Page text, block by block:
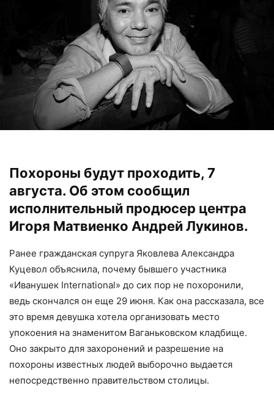
Похороны будут проходить, 7
августа. Об этом сообщил
исполнительный продюсер центра
Игоря Матвиенко Андрей Лукинов.
Ранее гражданская супруга Яковлева Александра
Куцевол объяснила, почему бывшего участника
«Иванушек International» до сих пор не похоронили,
ведь скончался он еще 29 июня. Как она рассказала, все
это время девушка хотела организовать место
упокоения на знаменитом Ваганьковском кладбище.
Оно закрыто для захоронений и разрешение на
похороны известных людей выборочно выдается
непосредственно правительством столицы.